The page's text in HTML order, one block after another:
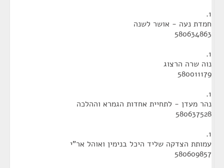
1.
חמדת נעה - אושר לשנה
580634863
1.
נוה שרה הרצוג
580011179
1.
נהר מעדן - לתחיית אחדות הגמרא וההלכה
580637528
1.
עמותת הצדקה שליד היכל בנימין ואוהל אר"י
580609857